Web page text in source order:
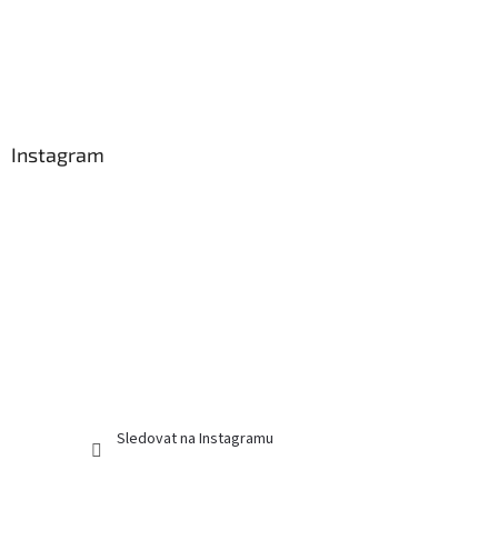
Instagram
Sledovat na Instagramu